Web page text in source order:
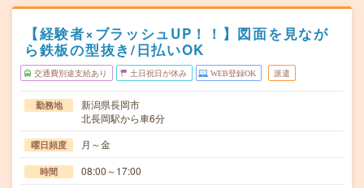
【経験者×ブラッシュUP！！】図面を見なが
ら鉄板の型抜き/日払いOK
交通費別途支給あり 土日祝日が休み WEB登録OK 派遣
勤務地
新潟県長岡市
北長岡駅から車6分
曜日頻度 月～金
時間 08:00～17:00